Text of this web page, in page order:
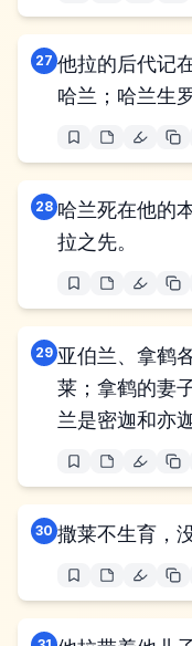
27 他拉的后代记
哈兰；哈兰生
28 哈兰死在他的
拉之先。
29 亚伯兰、拿鹤
莱；拿鹤的妻
兰是密迦和亦
30 撒莱不生育，